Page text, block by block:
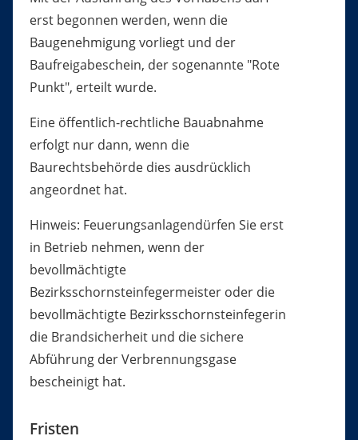
erst begonnen werden, wenn die
Baugenehmigung vorliegt und der
Baufreigabeschein, der sogenannte "Rote
Punkt", erteilt wurde.
Eine öffentlich-rechtliche Bauabnahme
erfolgt nur dann, wenn die
Baurechtsbehörde dies ausdrücklich
angeordnet hat.
Hinweis: Feuerungsanlagendürfen Sie erst
in Betrieb nehmen, wenn der
bevollmächtigte
Bezirksschornsteinfegermeister oder die
bevollmächtigte Bezirksschornsteinfegerin
die Brandsicherheit und die sichere
Abführung der Verbrennungsgase
bescheinigt hat.
Fristen